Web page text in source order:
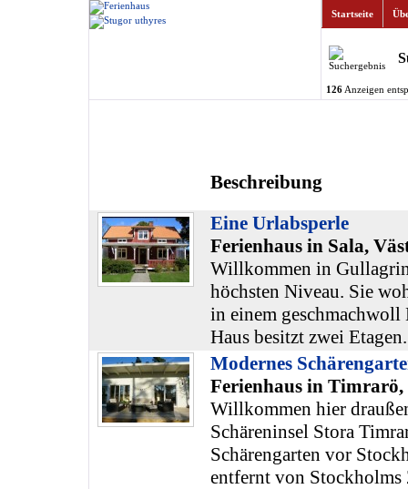
Startseite
126Anzeigen
Beschreibung
Eine Urlabsperle
Ferienhaus in Sala,
Willkommen in
höchsten Niveau. Sie
in einem geschmachwoll
Haus besitzt zwei Etagen.
Modernes
Ferienhaus in
Willkommen hier
Schäreninsel Stora
Schärengarten vor
entfernt von Stockholms